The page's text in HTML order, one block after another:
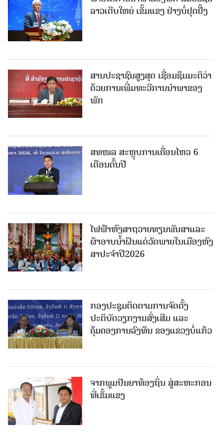
ລາວເຕີບໃຫຍ່ ເຂັ້ມແຂງ ຢ່າງບໍ່ຢຸດຢັ້ງ
ສານປະຊາຊົນສູງສຸດ ເຊື່ອມຊຶມມະຕິວ່າ
ດ້ວຍການເພີ່ມທະວີການນຳພາຂອງ
ພັກ
ສທໜລ ສະຫຼຸບການເຄື່ອນໄຫວ 6
ເດືອນຕົ້ນປີ
ໄຟຟ້າຫົງສາຖວາຍທຽນພັນສາແລະ
ຜ້າອາບນໍ້າຝົນແດ່ວັດພາຍໃນເມືອງຫົງ
ສາປະຈໍາປີ2026
ກອງປະຊຸມຕິດຕາມການຈັດຕັ້ງ
ປະຕິບັດວຽກງານສົ່ງເສີມ ແລະ
ຄຸ້ມຄອງການລົງທຶນ ຂອງແຂວງບໍ່ແກ້ວ
ຈາກພູມປັນຍາທ້ອງຖິ່ນ ສູ່ສະຫະກອນ
ທີ່ເຂັ້ມແຂງ